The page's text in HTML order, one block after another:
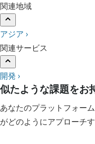
関連地域
アジア ›
関連サービス
開発 ›
似たような課題をお
あなたのプラットフォー
がどのようにアプローチ